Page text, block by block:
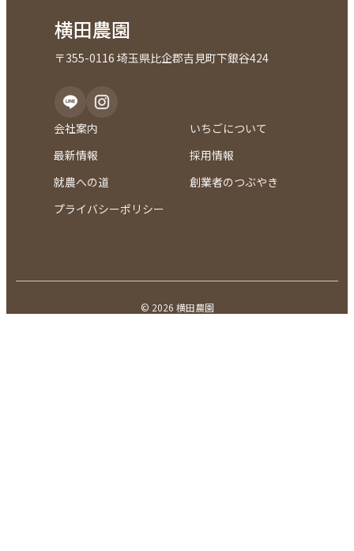
横田農園
〒355-0116 埼玉県比企郡吉見町下銀谷424
会社案内
いちごについて
最新情報
採用情報
就農への道
創業者のつぶやき
プライバシーポリシー
© 2026 横田農園